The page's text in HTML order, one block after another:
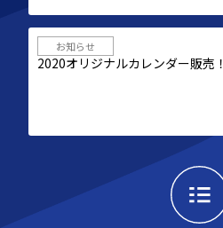
お知らせ
2020オリジナルカレンダー販売！